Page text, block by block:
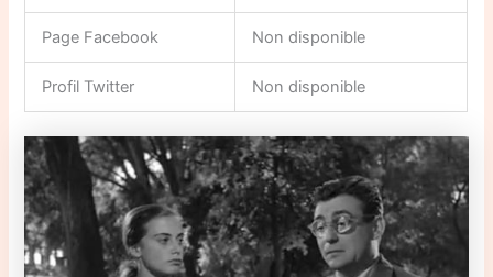
Page Facebook Non disponible
Profil Twitter Non disponible